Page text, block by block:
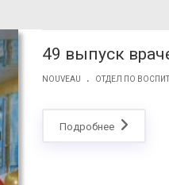
49 выпуск
NOUVEAU . ОТДЕЛ ПО
Подробнее